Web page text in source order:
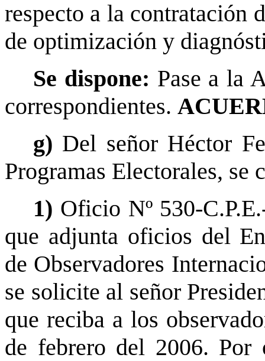
respecto a la contratación
de optimización y
Se dispone: Pase a la
correspondientes.
g) Del señor Héctor
Programas Electorales, se
1) Oficio Nº 530-
que adjunta oficios del
de Observadores
se solicite al señor
que reciba a los
de febrero del 2006. Por